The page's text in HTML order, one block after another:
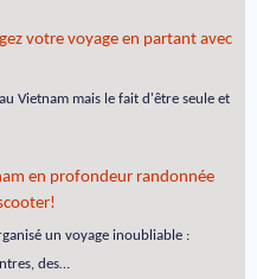
votre voyage en partant avec
Vietnam mais le fait d'être seule et
en profondeur randonnée
un voyage inoubliable :
des…